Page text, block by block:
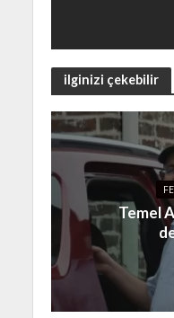
ilginizi çekebilir
Temel